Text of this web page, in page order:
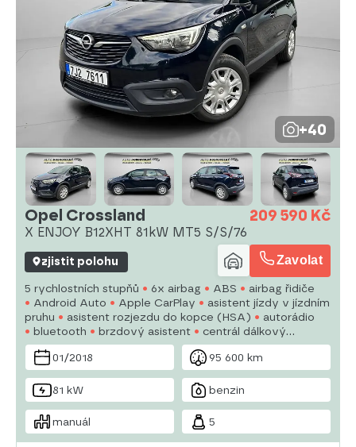
+40
Opel Crossland
X ENJOY B12XHT 81kW MT5 S/S/76
209 590 Kč
zjistit polohu Zavolat
5 rychlostních stupňů 6x airbag ABS
airbag řidiče
Android Auto
Apple CarPlay
asistent jízdy v jízdním
pruhu
asistent rozjezdu do kopce (HSA)
autorádio
bluetooth
brzdový asistent
centrál dálkový
centrální zamykání
deaktivace airbagu spolujezdce
dělená zadní sedadla
01/2018 95 600 km
81 kW benzin
manuál 5